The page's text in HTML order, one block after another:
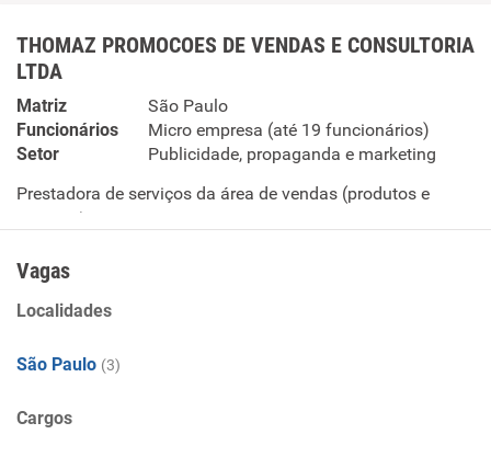
THOMAZ PROMOCOES DE VENDAS E CONSULTORIA
LTDA
Matriz
São Paulo
Funcionários
Micro empresa (até 19 funcionários)
Setor
Publicidade, propaganda e marketing
Prestadora de serviços da área de vendas (produtos e
serviços)
Vagas
Localidades
São Paulo (3)
Cargos